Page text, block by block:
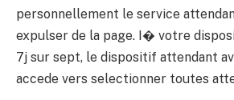
personnellement le service
expulser de la page. I� votre
7j sur sept, le dispositif attendant
accede vers selectionner toutes